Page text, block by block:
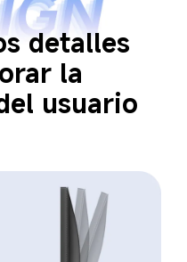
detalles
la
usuario